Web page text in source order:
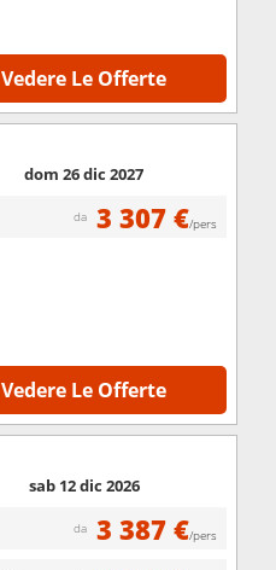
Vedere Le Offerte
dom 26 dic 2027
da 3 307 €/pers
Vedere Le Offerte
sab 12 dic 2026
da 3 387 €/pers